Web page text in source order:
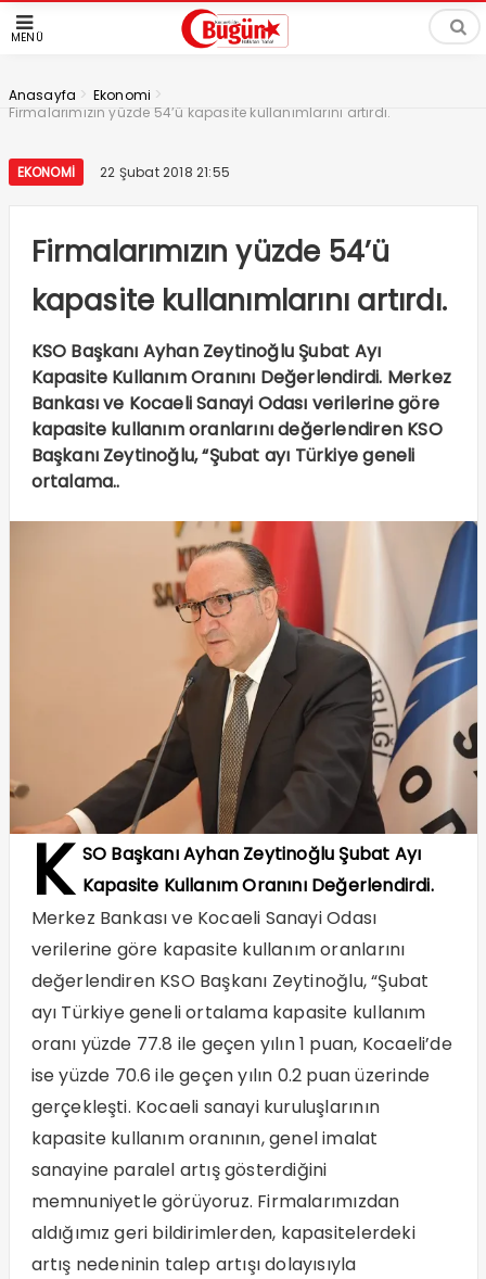
MENÜ
Anasayfa > Ekonomi >
Firmalarımızın yüzde 54’ü kapasite kullanımlarını artırdı.
EKONOMI 22 Şubat 2018 21:55
Firmalarımızın yüzde 54’ü
kapasite kullanımlarını artırdı.
KSO Başkanı Ayhan Zeytinoğlu Şubat Ayı
Kapasite Kullanım Oranını Değerlendirdi. Merkez
Bankası ve Kocaeli Sanayi Odası verilerine göre
kapasite kullanım oranlarını değerlendiren KSO
Başkanı Zeytinoğlu, “Şubat ayı Türkiye geneli
ortalama..
K SO Başkanı Ayhan Zeytinoğlu Şubat Ayı
Kapasite Kullanım Oranını Değerlendirdi.
Merkez Bankası ve Kocaeli Sanayi Odası
verilerine göre kapasite kullanım oranlarını
değerlendiren KSO Başkanı Zeytinoğlu, “Şubat
ayı Türkiye geneli ortalama kapasite kullanım
oranı yüzde 77.8 ile geçen yılın 1 puan, Kocaeli’de
ise yüzde 70.6 ile geçen yılın 0.2 puan üzerinde
gerçekleşti. Kocaeli sanayi kuruluşlarının
kapasite kullanım oranının, genel imalat
sanayine paralel artış gösterdiğini
memnuniyetle görüyoruz. Firmalarımızdan
aldığımız geri bildirimlerden, kapasitelerdeki
artış nedeninin talep artışı dolayısıyla